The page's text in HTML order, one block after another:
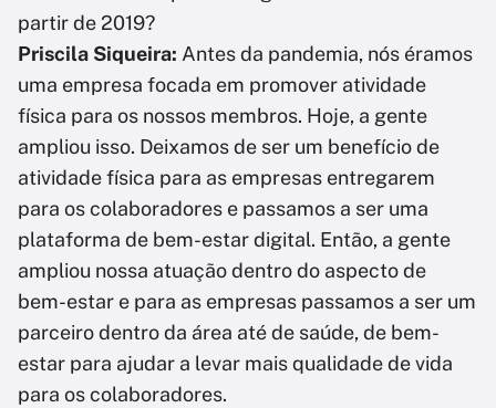
partir de 2019?
Priscila Siqueira: Antes da pandemia, nós éramos
uma empresa focada em promover atividade
física para os nossos membros. Hoje, a gente
ampliou isso. Deixamos de ser um benefício de
atividade física para as empresas entregarem
para os colaboradores e passamos a ser uma
plataforma de bem-estar digital. Então, a gente
ampliou nossa atuação dentro do aspecto de
bem-estar e para as empresas passamos a ser um
parceiro dentro da área até de saúde, de bem-
estar para ajudar a levar mais qualidade de vida
para os colaboradores.